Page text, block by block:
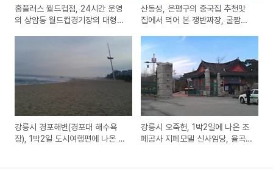
홈플러스 월드컵점, 24시간 운영
의 상암동 월드컵경기장의 대형마
산동성, 은평구의 중국집 추천맛
집에서 먹어 본 쟁반짜장, 굴짬뽕,
강릉시 경포해변(경포대 해수욕
장), 1박2일 도시여행편에 나온 동
강릉시 오죽헌, 1박2일에 나온 조
폐공사 지폐모델 신사임당, 율곡